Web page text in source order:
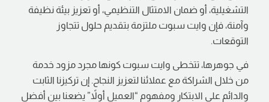
التشغيلية، أو ضمان الامتثال التنظيمي، أو تعزيز بيئة نظيفة
وآمنة، فإن وايت سبوت ملتزمة بتقديم حلول تتجاوز
التوقعات.
في جوهرها، تتخطى وايت سبوت كونها مجرد مزود خدمة
من خلال الشراكة مع عملائنا لتعزيز النجاح. إن تركيزنا الثابت
والدائم على الابتكار ومفهوم “العميل أولاً” يضعنا بين أفضل